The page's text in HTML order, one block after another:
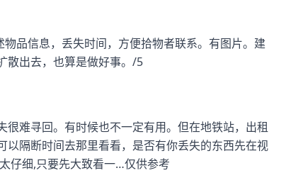
品信息，丢失时间，方便拾物者联系。有图片。建
散出去，也算是做好事。/5
难寻回。有时候也不一定有用。但在地铁站，出租
隔断时间去那里看看，是否有你丢失的东西先在视
仔细,只要先大致看一…仅供参考